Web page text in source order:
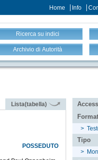
Home Info
Ricerca su indici
Archivio di Autorità
Lista(tabella)
POSSEDUTO
>
Tipo
>